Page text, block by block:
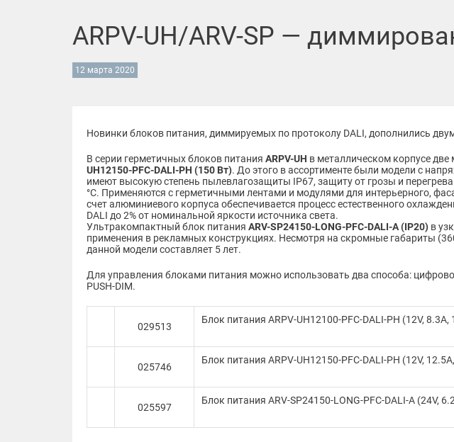
ARPV-UH/ARV-SP —
12 марта 2020
Новинки блоков питания, диммируемых по протоколу DALI, дополнились
В серии герметичных блоков питания ARPV-UH в металлическом корпусе
UH12150-PFC-DALI-PH (150 Вт). До этого в ассортименте были модели с
имеют высокую степень пылевлагозащиты IP67, защиту от грозы и
°С. Применяются с герметичными лентами и модулями для интерьерного,
счет алюминиевого корпуса обеспечивается процесс естественного
DALI до 2% от номинальной яркости источника света.
Ультракомпактный блок питания ARV-SP24150-LONG-PFC-DALI-A (IP20) в
применения в рекламных конструкциях. Несмотря на скромные габариты
данной модели составляет 5 лет.
Для управления блоками питания можно использовать два способа:
PUSH-DIM.
029513
Блок питания ARPV-UH12100-PFC-DALI-PH (12V,
025746
Блок питания ARPV-UH12150-PFC-DALI-PH (12V,
025597
Блок питания ARV-SP24150-LONG-PFC-DALI-A (24V,